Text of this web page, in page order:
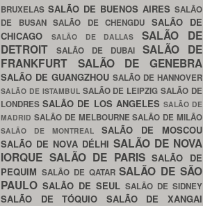
BRUXELAS SALÃO DE BUENOS AIRES SALÃO
DE BUSAN SALÃO DE CHENGDU SALÃO DE
CHICAGO
SALÃO DE DALLASSALÃO DE
DETROIT
SALÃO DE DUBAI SALÃO DE
FRANKFURT SALÃO DE GENEBRA
SALÃO DE GUANGZHOU SALÃO DE HANNOVER
SALÃO DE ISTAMBUL SALÃO DE LEIPZIGSALÃO DE
LONDRESSALÃO DE LOS ANGELES SALÃO DE
MADRID SALÃO DE MELBOURNESALÃO DE MILÃO
SALÃO DE MONTREAL SALÃO DE MOSCOU
SALÃO DE NOVA DÉLHI SALÃO DE NOVA
IORQUE SALÃO DE PARISSALÃO DE
PEQUIM SALÃO DE QATARSALÃO DE SÃO
PAULO SALÃO DE SEUL SALÃO DE SIDNEY
SALÃO DE TÓQUIO SALÃO DE XANGAI